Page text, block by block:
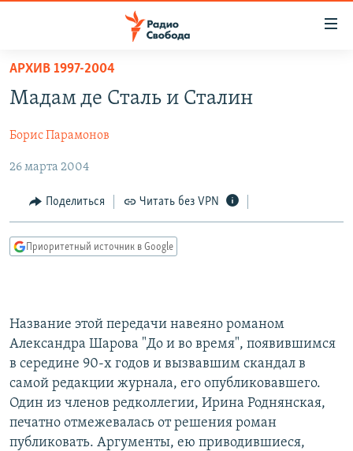
упрощенного
доступа
содержанию
Вернутся
главной
навигации
ПОДКАСТЫ
АВТОРСКИЕ ПРОЕКТЫ
ЦИТАТЫ СВОБОДЫ
МНЕНИЯ
КУЛЬТУРА
IDEL.РЕАЛИИ
СИБИРЬ.РЕАЛИИ
РАСПИСАНИЕ ВЕЩАНИЯ
ПОДПИШИТЕСЬ НА РАССЫЛКУ
СОЦИАЛЬНЫЕ СЕТИ
АРХИВ 1997-2004
Мадам де Сталь и Сталин
Борис Парамонов
26 марта 2004
Поделиться Читать без VPN
Приоритетный источник в Google
Название этой передачи навеяно романом
Александра Шарова "До и во время", появившимся
в середине 90-х годов и вызвавшим скандал в
самой редакции журнала, его опубликовавшего.
Один из членов редколлегии, Ирина Роднянская,
печатно отмежевалась от решения роман
публиковать. Аргументы, ею приводившиеся,